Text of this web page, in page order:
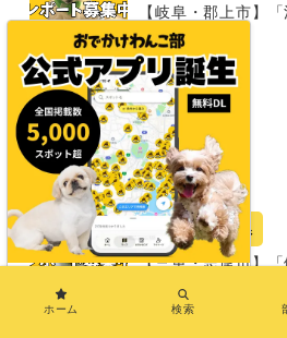
【岐阜・郡上市】
リ）」
グランピング
同室宿泊OK
部屋食プランあり
温泉あり
小型犬まで
宿 三重県
【三重・志摩市】
ホーム 検索